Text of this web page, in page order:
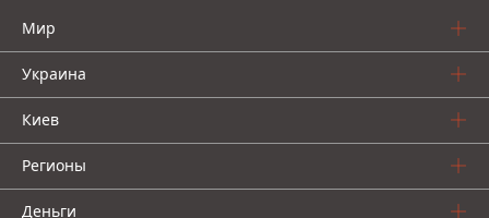
Мир
Украина
Киев
Регионы
Деньги